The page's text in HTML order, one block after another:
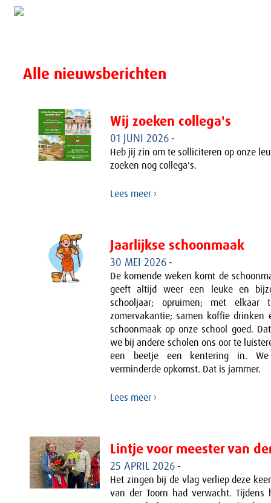
Alle nieuwsberichten
Wij zoeken collega's
01 JUNI 2026-
Heb jij zin om te solliciteren op onze
zoeken nog collega's.
Lees meer ›
Jaarlijkse schoonmaak
30 MEI 2026-
De komende weken komt de
geeft altijd weer een leuke en
schooljaar; opruimen; met elkaar
zomervakantie; samen koffie drinken
schoonmaak op onze school goed.
we bij andere scholen ons oor te
een beetje een kentering in.
verminderde opkomst. Dat is jammer.
Lees meer ›
Lintje voor meester van
25 APRIL 2026-
Het zingen bij de vlag verliep deze
van der Toorn had verwacht. Tijdens